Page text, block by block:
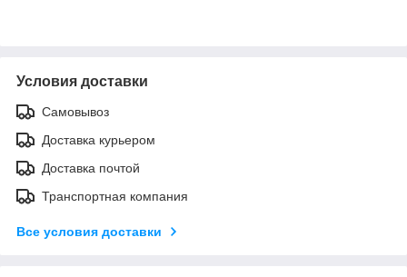
Условия доставки
Самовывоз
Доставка курьером
Доставка почтой
Транспортная компания
Все условия доставки